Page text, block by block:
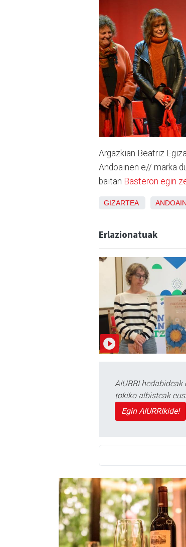
Argazkian Beatriz
Andoainen e// marka
baitan Basteron egin
GIZARTEA ANDOAIN
Erlazionatuak
AIURRI
tokiko albisteak
Egin AIURRIkide!